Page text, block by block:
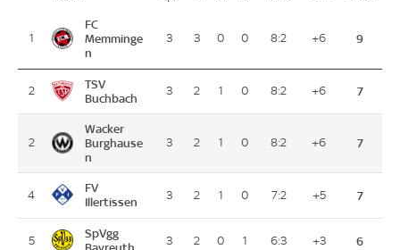
1
FC
Memminge
n
3 3 0 0 8:2 +6 9
2
TSV
Buchbach
3 2 1 0 8:2 +6 7
2
Wacker
Burghause
n
3 2 1 0 8:2 +6 7
4
FV
Illertissen
3 2 1 0 7:2 +5 7
5
SpVgg
Bayreuth
3 2 0 1 6:3 +3 6